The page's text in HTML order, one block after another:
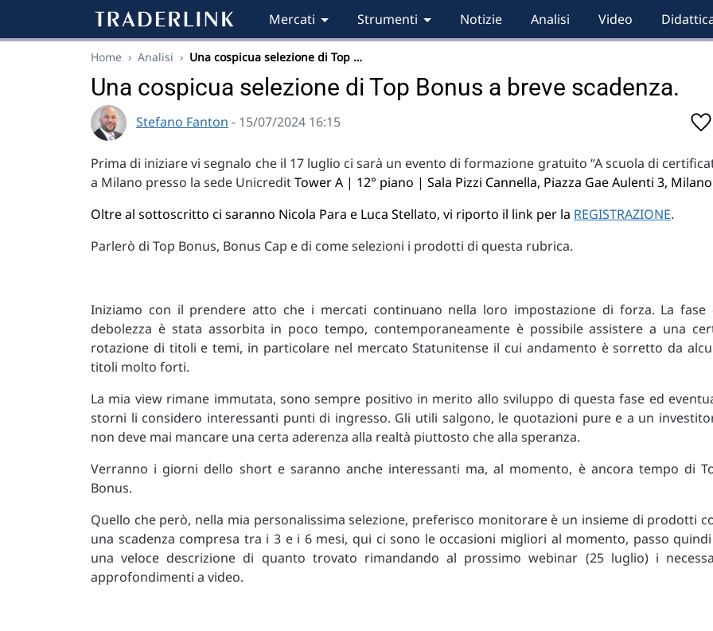
Mercati Strumenti Notizie Analisi Video
Home › Analisi › Una cospicua selezione di Top …
Una cospicua selezione di Top Bonus a breve scadenza.
Stefano Fanton - 15/07/2024 16:15
Prima di iniziare vi segnalo che il 17 luglio ci sarà un evento di formazione gratuito “A scuola di
a Milano presso la sede UnicreditTower A | 12° piano | Sala Pizzi Cannella, Piazza Gae Aulenti 3,
Oltre al sottoscritto ci saranno Nicola Para e Luca Stellato, vi riporto il link per la REGISTRAZIONE.
Parlerò di Top Bonus, Bonus Cap e di come selezioni i prodotti di questa rubrica.
Iniziamo con il prendere atto che i mercati continuano nella loro impostazione di forza. La fase
debolezza è stata assorbita in poco tempo, contemporaneamente è possibile assistere a una
rotazione di titoli e temi, in particolare nel mercato Statunitense il cui andamento è sorretto da
titoli molto forti.
La mia view rimane immutata, sono sempre positivo in merito allo sviluppo di questa fase ed
storni li considero interessanti punti di ingresso. Gli utili salgono, le quotazioni pure e a un
non deve mai mancare una certa aderenza alla realtà piuttosto che alla speranza.
Verranno i giorni dello short e saranno anche interessanti ma, al momento, è ancora tempo di
Bonus.
Quello che però, nella mia personalissima selezione, preferisco monitorare è un insieme di prodotti
una scadenza compresa tra i 3 e i 6 mesi, qui ci sono le occasioni migliori al momento, passo
una veloce descrizione di quanto trovato rimandando al prossimo webinar (25 luglio) i
approfondimenti a video.